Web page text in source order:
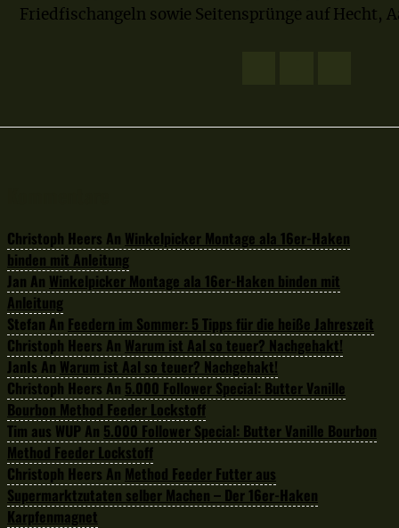
Friedfischangeln sowie Seitensprünge auf Hecht,
Christoph Heers An Winkelpicker Montage ala 16er-Haken
binden mit Anleitung
Jan An Winkelpicker Montage ala 16er-Haken binden mit
Anleitung
Stefan An Feedern im Sommer: 5 Tipps für die heiße Jahreszeit
Christoph Heers An Warum ist Aal so teuer? Nachgehakt!
JanIs An Warum ist Aal so teuer? Nachgehakt!
Christoph Heers An 5.000 Follower Special: Butter Vanille
Bourbon Method Feeder Lockstoff
Tim aus WUP An 5.000 Follower Special: Butter Vanille Bourbon
Method Feeder Lockstoff
Christoph Heers An Method Feeder Futter aus
Supermarktzutaten selber Machen – Der 16er-Haken
Karpfenmagnet